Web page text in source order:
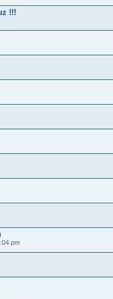
!!!
pm